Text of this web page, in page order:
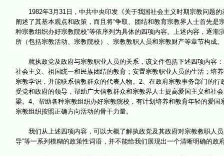
1982年3月31日，中共中央印发《关于我国社会主义时期宗教问题的
阐述了其基本观点和政策，而且将“争取、团结和教育宗教界人士首先是
种宗教组织办好宗教院校”等依序列为具体的四项内容。上述内容，逐
所（包括宗教活动、宗教院校）、宗教教职人员和宗教财产等章节构成。
就执政党及政府与宗教职业人员的关系，该文件包括下述四项内容
社会主义、祖国统一和民族团结的教育；安置宗教职业人员的生活；培
宗教学识，并能联系信教群众的代表人物。2、在政府宗教事务部门的
受党和政府的领导，帮助广大信教群众和宗教界人士提高爱国主义和社
梁。4、帮助各种宗教组织办好宗教院校，有计划培养和教育年轻的爱
宗教组织按照正确方向活动的骨干力量。
我们从上述四项内容，可以大概了解执政党及其政府对宗教教职人员
导”等一系列模糊的政策性词语，并不能给我们展现出一个清晰明确的政